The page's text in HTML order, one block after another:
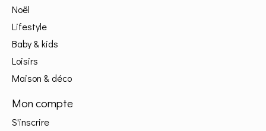
Noël
Lifestyle
Baby & kids
Loisirs
Maison & déco
Mon compte
S'inscrire